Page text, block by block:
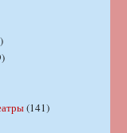
(141)